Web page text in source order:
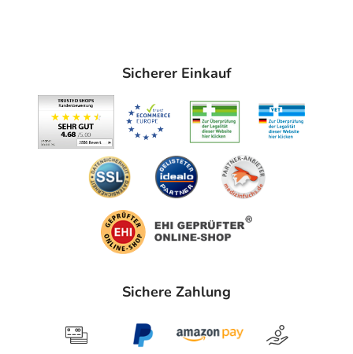
Sicherer Einkauf
Sichere Zahlung